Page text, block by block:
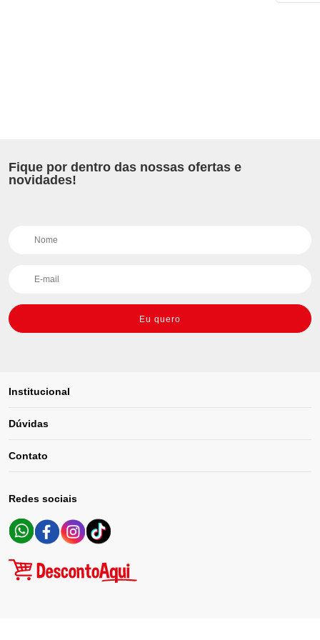
Fique por dentro das nossas ofertas e
novidades!
Eu quero
Institucional
Dúvidas
Contato
Redes sociais